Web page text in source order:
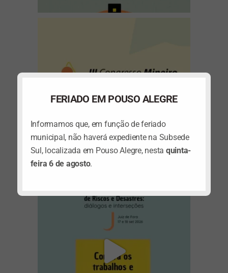
FERIADO EM POUSO ALEGRE
Informamos que, em função de feriado
municipal, não haverá expediente na Subsede
Sul, localizada em Pouso Alegre, nesta quinta-
feira 6 de agosto.